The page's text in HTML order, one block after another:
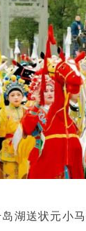
湖送状元小